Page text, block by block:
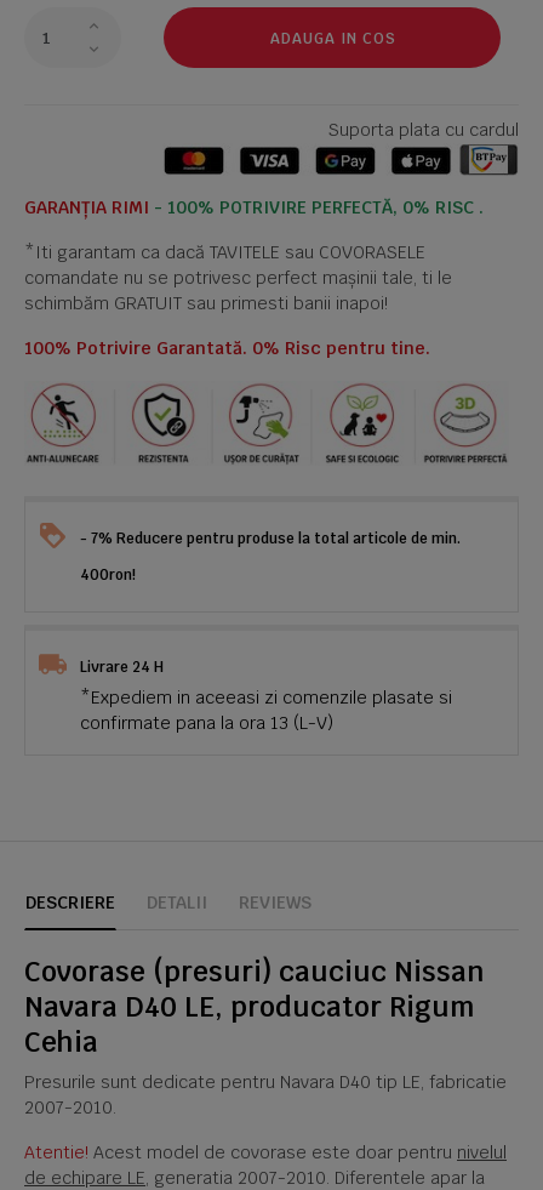
ADAUGA IN COS
Suporta plata cu cardul
GARANȚIA RIMI - 100% POTRIVIRE PERFECTĂ, 0% RISC .
*Iti garantam ca dacă TAVITELE sau COVORASELE
comandate nu se potrivesc perfect mașinii tale, ti le
schimbăm GRATUIT sau primesti banii inapoi!
100% Potrivire Garantată. 0% Risc pentru tine.
- 7% Reducere pentru produse la total articole de min.
400ron!
Livrare 24 H
*Expediem in aceeasi zi comenzile plasate si
confirmate pana la ora 13 (L-V)
DESCRIERE DETALII REVIEWS
Covorase (presuri) cauciuc Nissan
Navara D40 LE, producator Rigum
Cehia
Presurile sunt dedicate pentru Navara D40 tip LE, fabricatie
2007-2010.
Atentie! Acest model de covorase este doar pentru nivelul
de echipare LE, generatia 2007-2010. Diferentele apar la